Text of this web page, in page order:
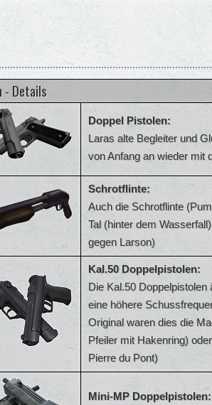
- Details
Doppel Pistolen:
Laras alte Begleiter und
von Anfang an wieder mit
Schrotflinte:
Auch die Schrotflinte
Tal (hinter dem
gegen Larson)
Kal.50 Doppelpistolen:
Die Kal.50
eine höhere
Original waren dies die
Pfeiler mit Hakenring)
Pierre du Pont)
Mini-MP Doppelpistolen: